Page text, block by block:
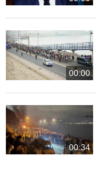
00:00
00:34